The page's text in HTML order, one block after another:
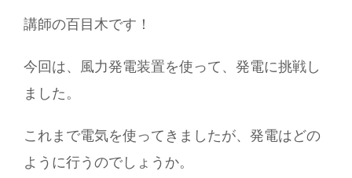
講師の百目木です！
今回は、風力発電装置を使って、発電に挑戦し
ました。
これまで電気を使ってきましたが、発電はどの
ように行うのでしょうか。